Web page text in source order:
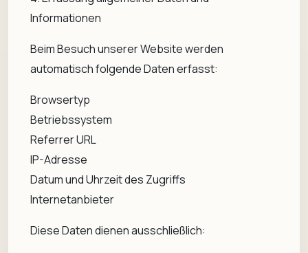
Informationen
Beim Besuch unserer Website werden
automatisch folgende Daten erfasst:
Browsertyp
Betriebssystem
Referrer URL
IP-Adresse
Datum und Uhrzeit des Zugriffs
Internetanbieter
Diese Daten dienen ausschließlich: